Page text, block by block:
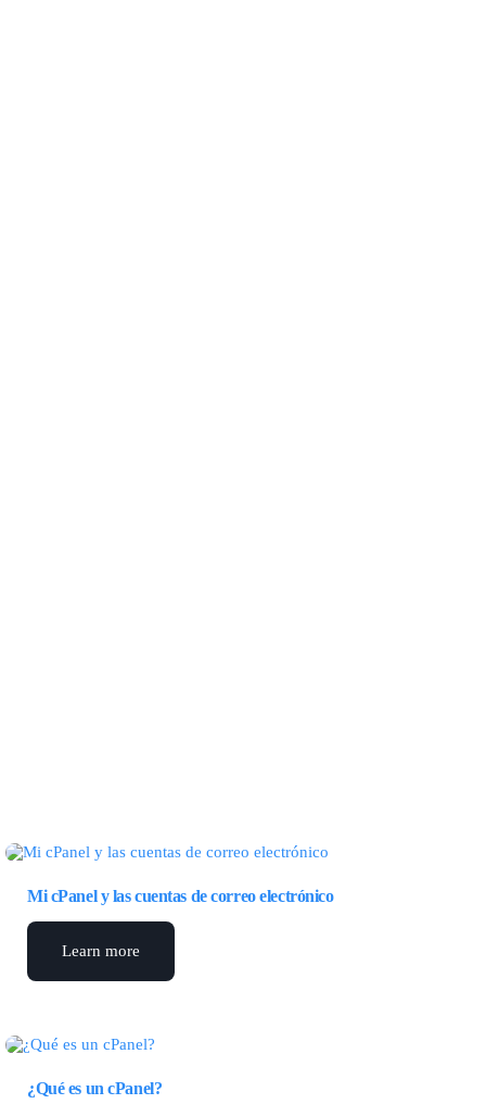
Mi cPanel y las cuentas de correo electrónico
Learn more
¿Qué es un cPanel?